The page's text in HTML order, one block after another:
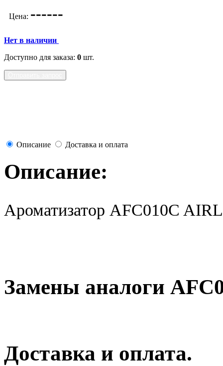
Цена: ------
Нет в наличии
Доступно для заказа: 0 шт.
Описание Доставка и оплата
Описание:
Ароматизатор AFC010C
Замены аналоги
Доставка и оплата.